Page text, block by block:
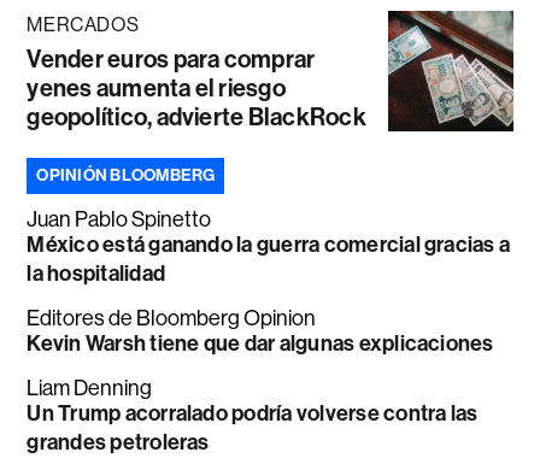
MERCADOS
Vender euros para comprar
yenes aumenta el riesgo
geopolítico, advierte BlackRock
OPINIÓN BLOOMBERG
Juan Pablo Spinetto
México está ganando la guerra comercial gracias a
la hospitalidad
Editores de Bloomberg Opinion
Kevin Warsh tiene que dar algunas explicaciones
Liam Denning
Un Trump acorralado podría volverse contra las
grandes petroleras